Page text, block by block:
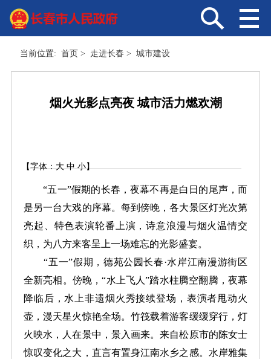
当前位置: 首页 > 走进长春 > 城市建设
烟火光影点亮夜 城市活力燃欢潮
【字体：大 中 小】
“五一”假期的长春，夜幕不再是白日的尾声，而
是另一台大戏的序幕。每到傍晚，各大景区灯光次第
亮起、特色表演轮番上演，诗意浪漫与烟火温情交
织，为八方来客呈上一场难忘的光影盛宴。
“五一”假期，德苑公园长春·水岸江南漫游街区
全新亮相。傍晚，“水上飞人”踏水柱腾空翻腾，夜幕
降临后，水上非遗烟火秀接续登场，表演者甩动火
壶，漫天星火惊艳全场。竹筏载着游客缓缓穿行，灯
火映水，人在景中，景入画来。来自松原市的陈女士
惊叹变化之大，直言有置身江南水乡之感。水岸雅集